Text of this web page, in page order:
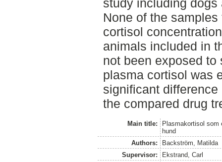
study including dogs
None of the
cortisol
animals included in
not been exposed
plasma cortisol was
significant
the compared drug
Main title:
Plasmakortisol som
hund
Authors:
Backström, Matilda
Supervisor:
Ekstrand, Carl